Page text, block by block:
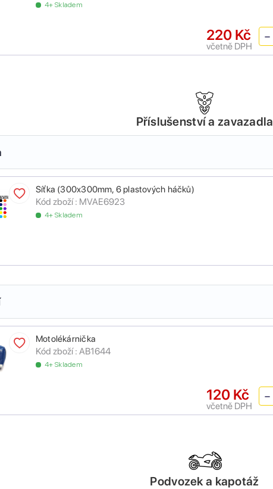
4+ Skladem
220 Kč
včetně DPH
Příslušenství a zavazadla
Síťka (300x300mm, 6 plastových háčků)
Kód zboží : MVAE6923
4+ Skladem
Motolékárnička
Kód zboží : AB1644
4+ Skladem
120 Kč
včetně DPH
Podvozek a kapotáž